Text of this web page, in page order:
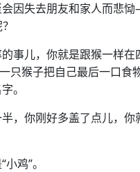
因失去朋友和家人而悲
事儿，你就是跟猴一样
只猴子把自己最后一口食
。
，你刚好多盖了点儿，你
鸡”。